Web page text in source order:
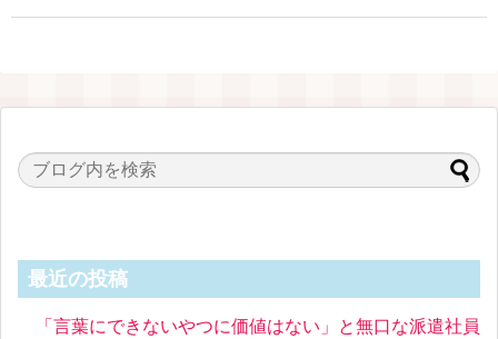
最近の投稿
「言葉にできないやつに価値はない」と無口な派遣社員